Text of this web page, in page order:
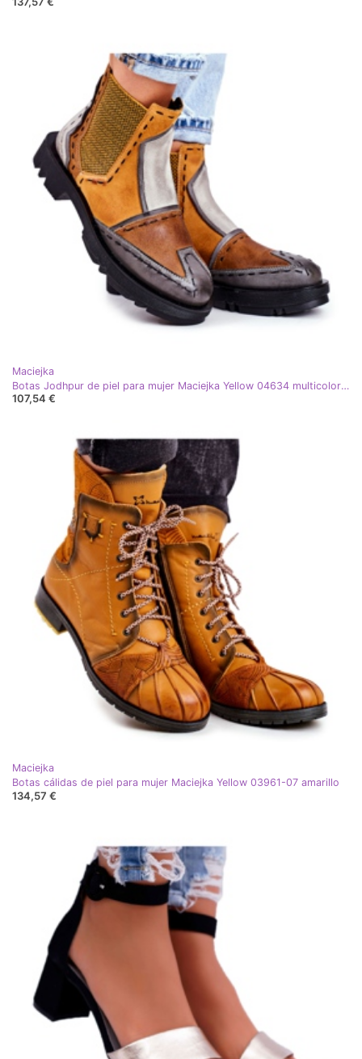
Maciejka
Botas Jodhpur de piel para mujer Maciejka Yellow 04634 multicolor amarillo
107,54 €
Maciejka
Botas cálidas de piel para mujer Maciejka Yellow 03961-07 amarillo
134,57 €